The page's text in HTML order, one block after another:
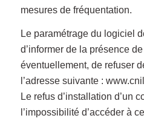
mesures de fréquentation.
Le paramétrage du logiciel
d’informer de la présence
éventuellement, de refuser
l’adresse suivante :
Le refus d’installation d’un
l’impossibilité d’accéder à